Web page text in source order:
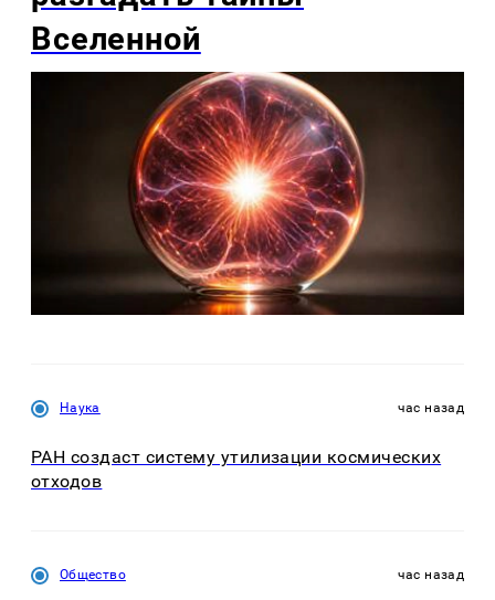
Вселенной
Наука час назад
РАН создаст систему утилизации космических
отходов
Общество час назад